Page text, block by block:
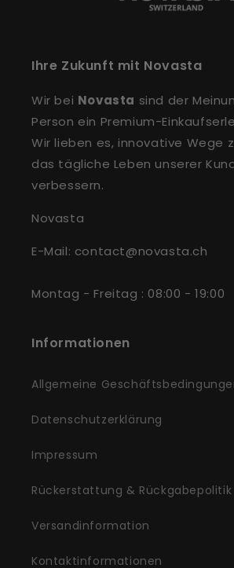
Ihre Zukunft mit Novasta
Wir bei Novasta sind der
Person ein Premium-
Wir lieben es, innovative Wege
das tägliche Leben unserer
verbessern.
Novasta
E-Mail: contact@novasta.ch
Montag - Freitag : 08:00 - 19:00
Informationen
Allgemeine
Datenschutzerklärung
Impressum
Rückerstattung & Rückgabepolitik
Versandinformation
Kontaktinformationen